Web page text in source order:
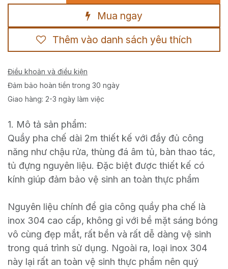
Mua ngay
Thêm vào danh sách yêu thích
Điều khoản và điều kiện
Đảm bảo hoàn tiền trong 30 ngày
Giao hàng: 2-3 ngày làm việc
1. Mô tả sản phẩm:
Quầy pha chế dài 2m thiết kế với đầy đủ công
năng như chậu rửa, thùng đá âm tủ, bàn thao tác,
tủ đựng nguyên liệu. Đặc biệt được thiết kế có
kính giúp đảm bảo vệ sinh an toàn thực phẩm
Nguyên liệu chính để gia công quầy pha chế là
inox 304 cao cấp, không gỉ với bề mặt sáng bóng
vô cùng đẹp mắt, rất bền và rất dễ dàng vệ sinh
trong quá trình sử dụng. Ngoài ra, loại inox 304
này lại rất an toàn vệ sinh thực phẩm nên quý